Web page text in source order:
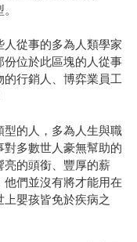
人從事的多為人類學家
份位於此區塊的人從事
行銷人、博弈業員工
型的人，多為人生與職
多數世人豪無幫助的
亮的頭銜、豐厚的薪
們並沒有將才能用在
嬰孩皆免於疾病之